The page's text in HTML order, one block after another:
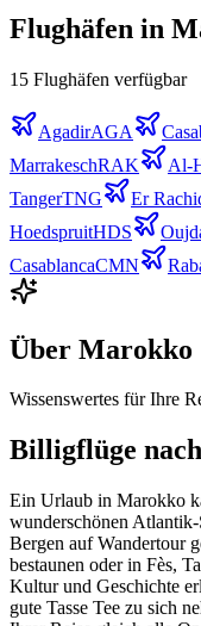
Flughäfen in
15 Flughäfen verfügbar
AgadirAGA
MarrakeschRAK Al-
TangerTNG Er
HoedspruitHDS
CasablancaCMN
Über Marokko
Wissenswertes für Ihre
Billigflüge
Ein Urlaub in Marokko
wunderschönen Atlantik-
Bergen auf Wandertour
bestaunen oder in Fès,
Kultur und Geschichte
gute Tasse Tee zu sich